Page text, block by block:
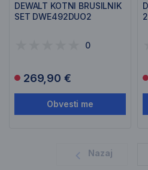
DEWALT KOTNI BRUSILNIK
SET DWE492DUO2
0
269,90 €
Obvesti me
Nazaj